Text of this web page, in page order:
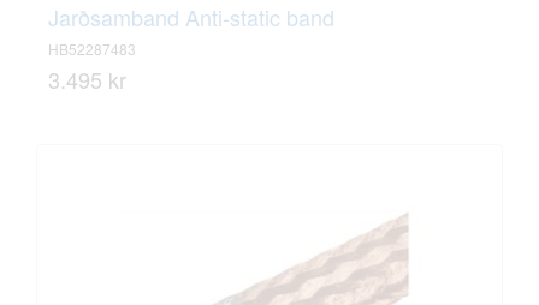
Jarðsamband Anti-static band
HB52287483
3.495 kr